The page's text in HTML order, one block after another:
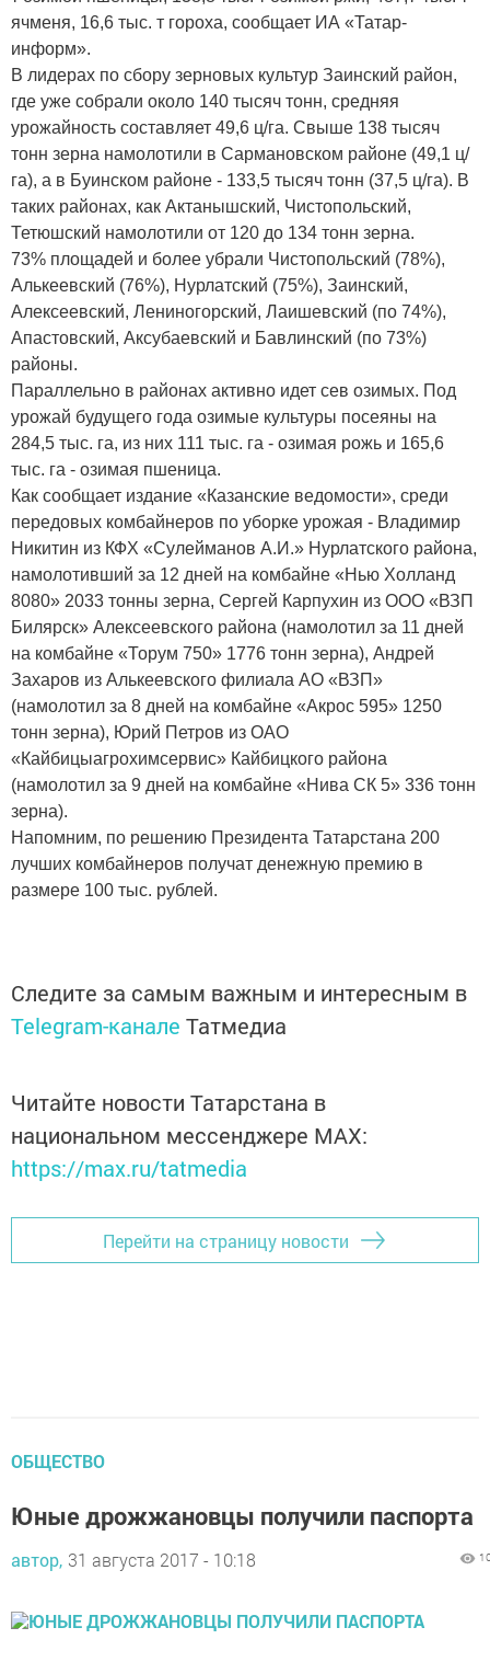
ячменя, 16,6 тыс. т гороха, сообщает ИА «Татар-
информ».
В лидерах по сбору зерновых культур Заинский район,
где уже собрали около 140 тысяч тонн, средняя
урожайность составляет 49,6 ц/га. Свыше 138 тысяч
тонн зерна намолотили в Сармановском районе (49,1 ц/
га), а в Буинском районе - 133,5 тысяч тонн (37,5 ц/га). В
таких районах, как Актанышский, Чистопольский,
Тетюшский намолотили от 120 до 134 тонн зерна.
73% площадей и более убрали Чистопольский (78%),
Алькеевский (76%), Нурлатский (75%), Заинский,
Алексеевский, Лениногорский, Лаишевский (по 74%),
Апастовский, Аксубаевский и Бавлинский (по 73%)
районы.
Параллельно в районах активно идет сев озимых. Под
урожай будущего года озимые культуры посеяны на
284,5 тыс. га, из них 111 тыс. га - озимая рожь и 165,6
тыс. га - озимая пшеница.
Как сообщает издание «Казанские ведомости», среди
передовых комбайнеров по уборке урожая - Владимир
Никитин из КФХ «Сулейманов А.И.» Нурлатского района,
намолотивший за 12 дней на комбайне «Нью Холланд
8080» 2033 тонны зерна, Сергей Карпухин из ООО «ВЗП
Билярск» Алексеевского района (намолотил за 11 дней
на комбайне «Торум 750» 1776 тонн зерна), Андрей
Захаров из Алькеевского филиала АО «ВЗП»
(намолотил за 8 дней на комбайне «Акрос 595» 1250
тонн зерна), Юрий Петров из ОАО
«Кайбицыагрохимсервис» Кайбицкого района
(намолотил за 9 дней на комбайне «Нива СК 5» 336 тонн
зерна).
Напомним, по решению Президента Татарстана 200
лучших комбайнеров получат денежную премию в
размере 100 тыс. рублей.
Следите за самым важным и интересным в
Telegram-канале Татмедиа
Читайте новости Татарстана в
национальном мессенджере MАХ:
https://max.ru/tatmedia
Перейти на страницу новости
ОБЩЕСТВО
Юные дрожжановцы получили паспорта
автор, 31 августа 2017 - 10:18